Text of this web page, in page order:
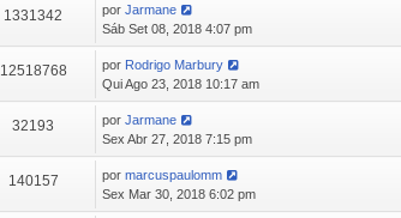
1331342 porJarmane
Sáb Set 08, 2018 4:07 pm
12518768 por Rodrigo Marbury
Qui Ago 23, 2018 10:17 am
32193 porJarmane
Sex Abr 27, 2018 7:15 pm
140157 pormarcuspaulomm
Sex Mar 30, 2018 6:02 pm